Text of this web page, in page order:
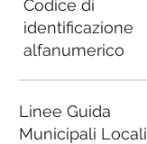
Codice di
identificazione
alfanumerico
Linee Guida
Municipali Locali